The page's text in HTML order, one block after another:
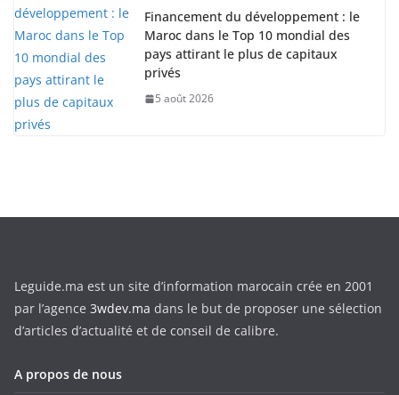
Financement du développement : le
Maroc dans le Top 10 mondial des
pays attirant le plus de capitaux
privés
5 août 2026
Leguide.ma est un site d’information marocain crée en 2001
par l’agence 3wdev.ma dans le but de proposer une sélection
d’articles d’actualité et de conseil de calibre.
A propos de nous